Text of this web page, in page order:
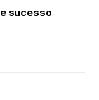
sucesso